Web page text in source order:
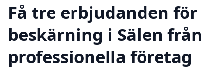
Få tre erbjudanden för
beskärning i Sälen från
professionella företag